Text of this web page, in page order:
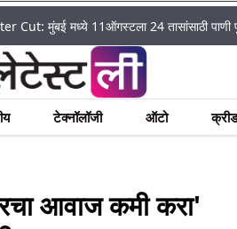
मध्ये 11ऑगस्टला 24 तासांसाठी पाणी पुरवठा
टेक्नॉलॉजी ऑटो
आवाज कमी करा'